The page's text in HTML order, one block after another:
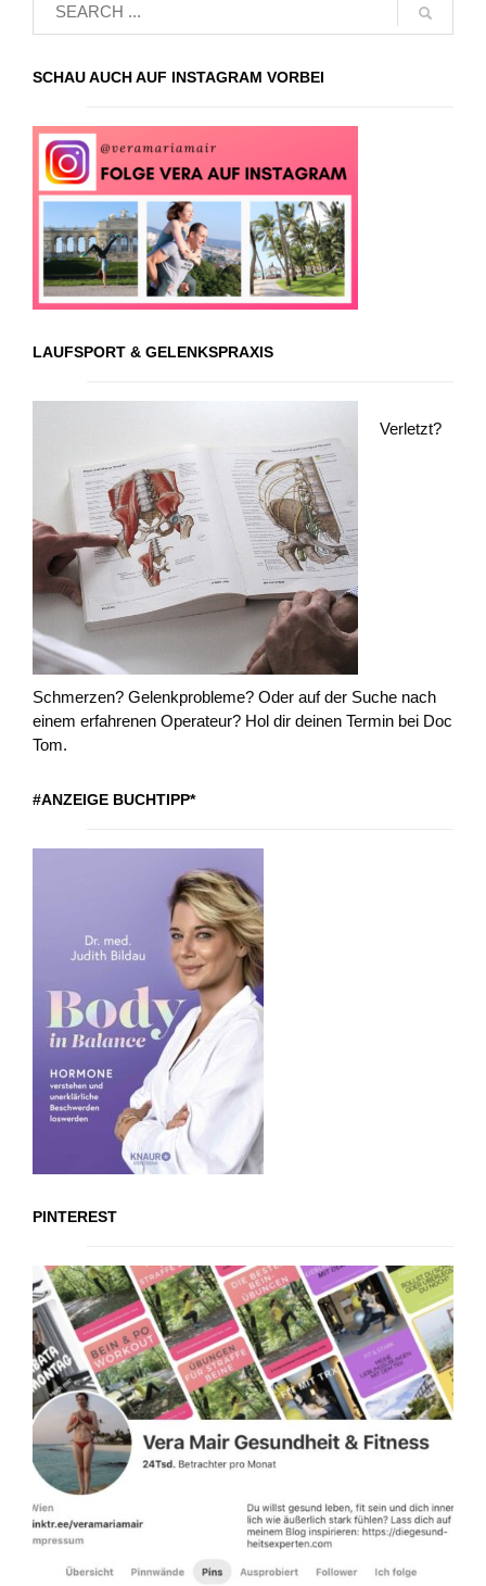
SCHAU AUCH AUF INSTAGRAM VORBEI
LAUFSPORT & GELENKSPRAXIS
Verletzt?
Schmerzen? Gelenkprobleme? Oder auf der Suche nach
einem erfahrenen Operateur? Hol dir deinen Termin bei Doc
Tom.
#ANZEIGE BUCHTIPP*
PINTEREST